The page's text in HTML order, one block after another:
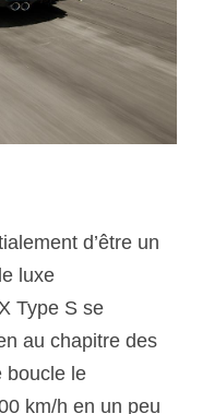
d’être un
luxe
Type S se
au chapitre des
boucle le
km/h en un peu